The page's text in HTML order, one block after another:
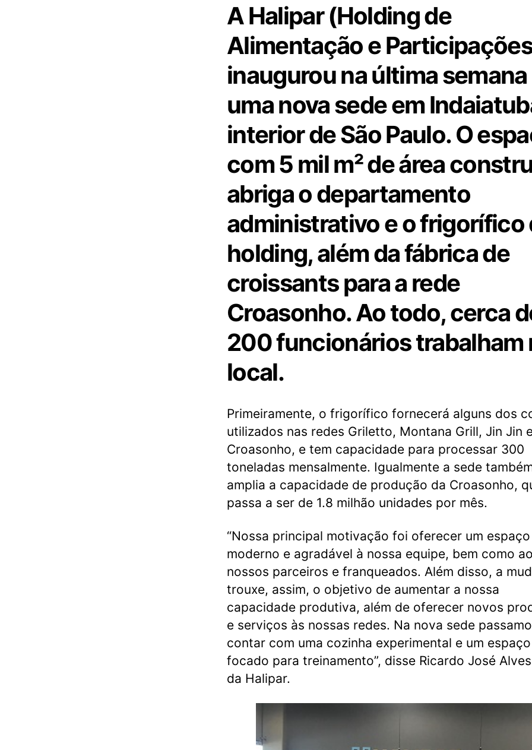
A Halipar (Holding de
Alimentação e
inaugurou na última semana
uma nova sede em
interior de São Paulo. O
com 5 mil m² de área
abriga o departamento
administrativo e o frigorífico
holding, além da fábrica de
croissants para a rede
Croasonho. Ao todo, cerca
200 funcionários trabalham
local.
Primeiramente, o frigorífico fornecerá alguns dos
utilizados nas redes Griletto, Montana Grill, Jin Jin
Croasonho, e tem capacidade para processar 300
toneladas mensalmente. Igualmente a sede
amplia a capacidade de produção da Croasonho,
passa a ser de 1.8 milhão unidades por mês.
“Nossa principal motivação foi oferecer um
moderno e agradável à nossa equipe, bem como
nossos parceiros e franqueados. Além disso, a
trouxe, assim, o objetivo de aumentar a nossa
capacidade produtiva, além de oferecer novos
e serviços às nossas redes. Na nova sede
contar com uma cozinha experimental e um espaço
focado para treinamento”, disse Ricardo José
da Halipar.